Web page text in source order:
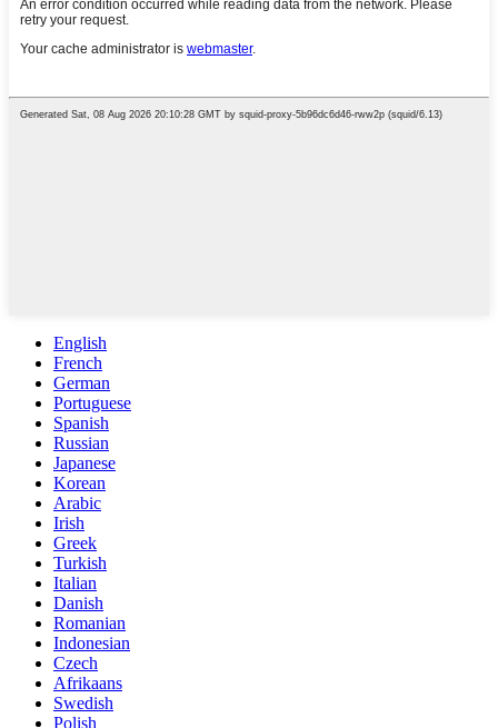
English
French
German
Portuguese
Spanish
Russian
Japanese
Korean
Arabic
Irish
Greek
Turkish
Italian
Danish
Romanian
Indonesian
Czech
Afrikaans
Swedish
Polish